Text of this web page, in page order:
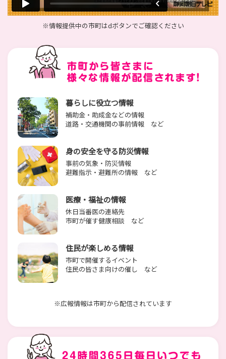
※情報提供中の市町はdボタンでご確認ください
暮らしに役立つ情報
補助金・助成金などの情報
道路・交通機関の事前情報 など
身の安全を守る防災情報
事前の気象・防災情報
避難指示・避難所の情報 など
医療・福祉の情報
休日当番医の連絡先
市町が催す健康相談 など
住民が楽しめる情報
市町で開催するイベント
住民の皆さま向けの催し など
※広報情報は市町から配信されています